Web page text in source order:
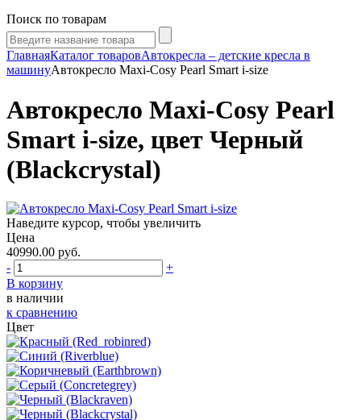
Поиск по товарам
ГлавнаяКаталог товаровАвтокресла – детские кресла в
машинуАвтокресло Maxi-Cosy Pearl Smart i-size
Автокресло Maxi-Cosy Pearl
Smart i-size, цвет Черный
(Blackcrystal)
Наведите курсор, чтобы увеличить
Цена
40990.00 руб.
-
+
В корзину
в наличии
к сравнению
Цвет